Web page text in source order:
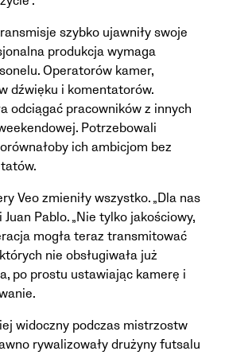
szybko ujawniły swoje
produkcja wymaga
Operatorów kamer,
dźwięku i komentatorów.
odciągać pracowników z innych
Potrzebowali
ich ambicjom bez
Veo zmieniły wszystko. „Dla nas
Juan Pablo. „Nie tylko jakościowy,
mogła teraz transmitować
nie obsługiwała już
po prostu ustawiając kamerę i
widoczny podczas mistrzostw
rywalizowały drużyny futsalu